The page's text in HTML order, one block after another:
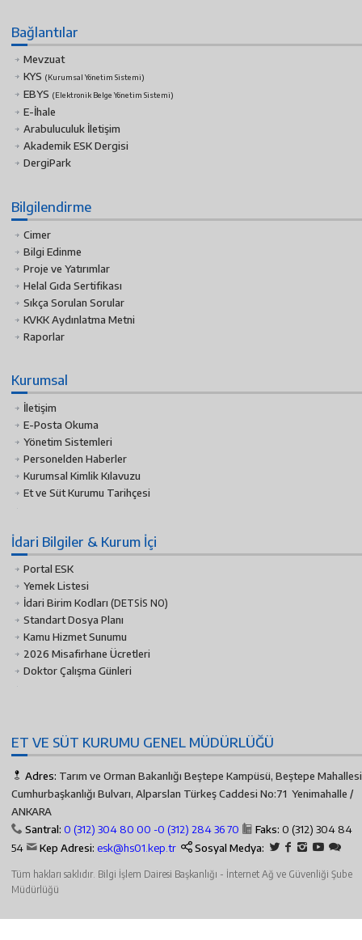
Bağlantılar
Mevzuat
KYS (Kurumsal Yönetim Sistemi)
EBYS (Elektronik Belge Yönetim Sistemi)
E-İhale
Arabuluculuk İletişim
Akademik ESK Dergisi
DergiPark
Bilgilendirme
Cimer
Bilgi Edinme
Proje ve Yatırımlar
Helal Gıda Sertifikası
Sıkça Sorulan Sorular
KVKK Aydınlatma Metni
Raporlar
Kurumsal
İletişim
E-Posta Okuma
Yönetim Sistemleri
Personelden Haberler
Kurumsal Kimlik Kılavuzu
Et ve Süt Kurumu Tarihçesi
İdari Bilgiler & Kurum İçi
Portal ESK
Yemek Listesi
İdari Birim Kodları (DETSİS NO)
Standart Dosya Planı
Kamu Hizmet Sunumu
2026 Misafirhane Ücretleri
Doktor Çalışma Günleri
ET VE SÜT KURUMU GENEL MÜDÜRLÜĞÜ
Adres: Tarım ve Orman Bakanlığı Beştepe Kampüsü, Beştepe
Cumhurbaşkanlığı Bulvarı, Alparslan Türkeş Caddesi No:71 Yenimahalle /
ANKARA
Santral: 0 (312) 304 80 00 -0 (312) 284 36 70 Faks: 0 (312) 304 84
54
Kep Adresi: esk@hs01.kep.tr Sosyal Medya:
Tüm hakları saklıdır. Bilgi İşlem Dairesi Başkanlığı - İnternet Ağ ve Güvenliği Şube
Müdürlüğü